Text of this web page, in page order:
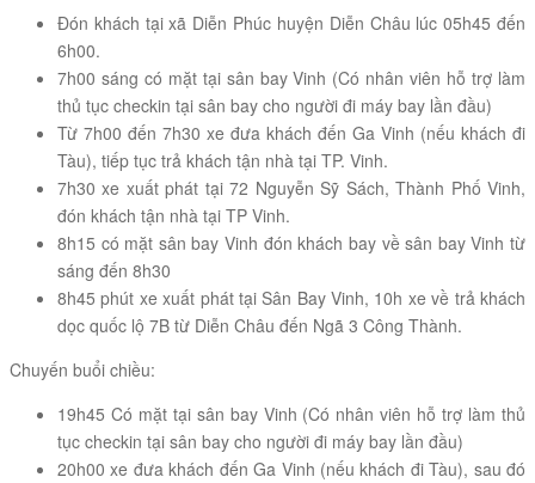
Đón khách tại xã Diễn Phúc huyện Diễn Châu lúc 05h45 đến
6h00.
7h00 sáng có mặt tại sân bay Vinh (Có nhân viên hỗ trợ làm
thủ tục checkin tại sân bay cho người đi máy bay lần đầu)
Từ 7h00 đến 7h30 xe đưa khách đến Ga Vinh (nếu khách đi
Tàu), tiếp tục trả khách tận nhà tại TP. Vinh.
7h30 xe xuất phát tại 72 Nguyễn Sỹ Sách, Thành Phố Vinh,
đón khách tận nhà tại TP Vinh.
8h15 có mặt sân bay Vinh đón khách bay về sân bay Vinh từ
sáng đến 8h30
8h45 phút xe xuất phát tại Sân Bay Vinh, 10h xe về trả khách
dọc quốc lộ 7B từ Diễn Châu đến Ngã 3 Công Thành.
Chuyến buổi chiều:
19h45 Có mặt tại sân bay Vinh (Có nhân viên hỗ trợ làm thủ
tục checkin tại sân bay cho người đi máy bay lần đầu)
20h00 xe đưa khách đến Ga Vinh (nếu khách đi Tàu), sau đó